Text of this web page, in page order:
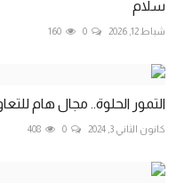
سلام
شباط 12, 2026 0
160
التمور الحلوة.. مجال هام
كانون الثاني 3, 2024 0
408